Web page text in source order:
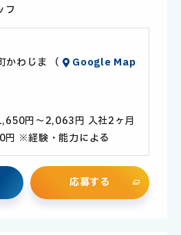
フ
かわじま （
Google Map
円～2,063円 入社2ヶ月
※経験・能力による
応募する